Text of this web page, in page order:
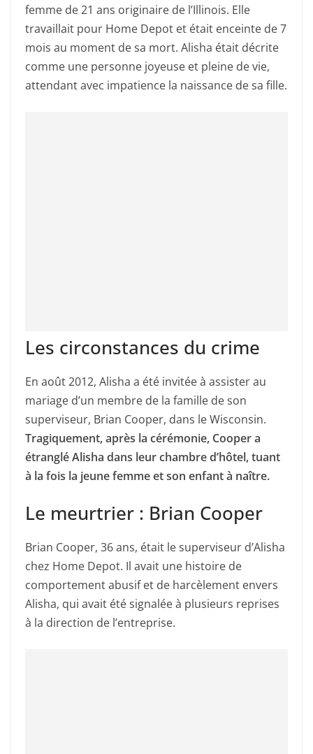
femme de 21 ans originaire de l’Illinois. Elle
travaillait pour Home Depot et était enceinte de 7
mois au moment de sa mort. Alisha était décrite
comme une personne joyeuse et pleine de vie,
attendant avec impatience la naissance de sa fille.
Les circonstances du crime
En août 2012, Alisha a été invitée à assister au
mariage d’un membre de la famille de son
superviseur, Brian Cooper, dans le Wisconsin.
Tragiquement, après la cérémonie, Cooper a
étranglé Alisha dans leur chambre d’hôtel, tuant
à la fois la jeune femme et son enfant à naître.
Le meurtrier : Brian Cooper
Brian Cooper, 36 ans, était le superviseur d’Alisha
chez Home Depot. Il avait une histoire de
comportement abusif et de harcèlement envers
Alisha, qui avait été signalée à plusieurs reprises
à la direction de l’entreprise.